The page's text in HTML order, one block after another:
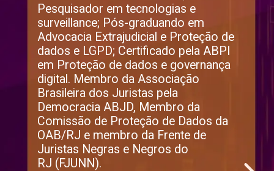
Pesquisador em tecnologias e
surveillance; Pós-graduando em
Advocacia Extrajudicial e Proteção de
dados e LGPD; Certificado pela ABPI
em Proteção de dados e governança
digital. Membro da Associação
Brasileira dos Juristas pela
Democracia ABJD, Membro da
Comissão de Proteção de Dados da
OAB/RJ e membro da Frente de
Juristas Negras e Negros do
RJ (FJUNN).